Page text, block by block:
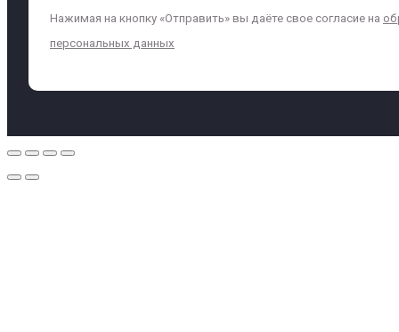
Нажимая на кнопку «Отправить» вы даёте свое согласие на
персональных данных